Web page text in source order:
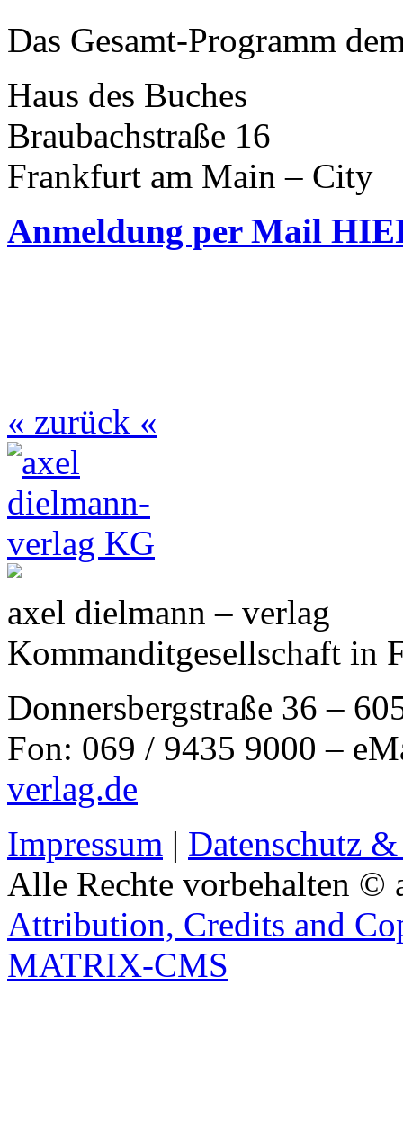
Das Gesamt-Programm
Haus des Buches
Braubachstraße 16
Frankfurt am Main – City
Anmeldung per Mail
« zurück «
axel dielmann – verlag
Kommanditgesellschaft in
Donnersbergstraße 36 –
Fon: 069 / 9435 9000 –
verlag.de
Impressum | Datenschutz
Alle Rechte vorbehalten ©
Attribution, Credits and
MATRIX-CMS